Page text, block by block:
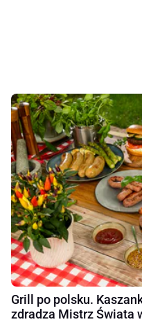
Grill po polsku.
zdradza Mistrz Świata